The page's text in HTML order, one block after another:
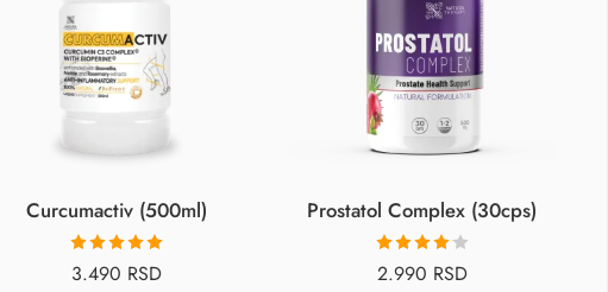
Curcumactiv (500ml)
Оцењено са
3.490 RSD
Prostatol Complex (30cps)
Оцењено
2.990 RSD